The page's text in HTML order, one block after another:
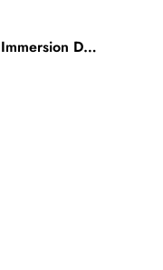
Hario Switch V60 02 Immersion Dripper Handfilter Glas inkl. Filter (40x) Black (Schwarz)